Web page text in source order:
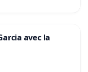
avec la